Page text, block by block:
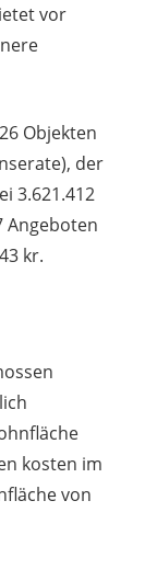
vor
Objekten
der
3.621.412
Angeboten
kr.
kosten im
von